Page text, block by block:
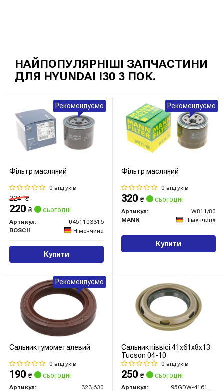
НАЙПОПУЛЯРНІШІ ЗАПЧАСТИНИ
ДЛЯ HYUNDAI I30 3 ПОК.
Фільтр масляний
0 відгуків
224₴
220 ₴ сьогодні
Артикул:
0451103316
BOSCH
Німеччина
Купити
Рекомендуємо
Фільтр масляний
0 відгуків
320 ₴ сьогодні
Артикул:
W811/80
MANN
Німеччина
Купити
Рекомендуємо
Сальник гумометалевий
0 відгуків
190 ₴ сьогодні
Артикул:
323.630
Рекомендуємо
Сальник піввісі 41x61x8x13
Tucson 04-10
0 відгуків
250 ₴ сьогодні
Артикул: